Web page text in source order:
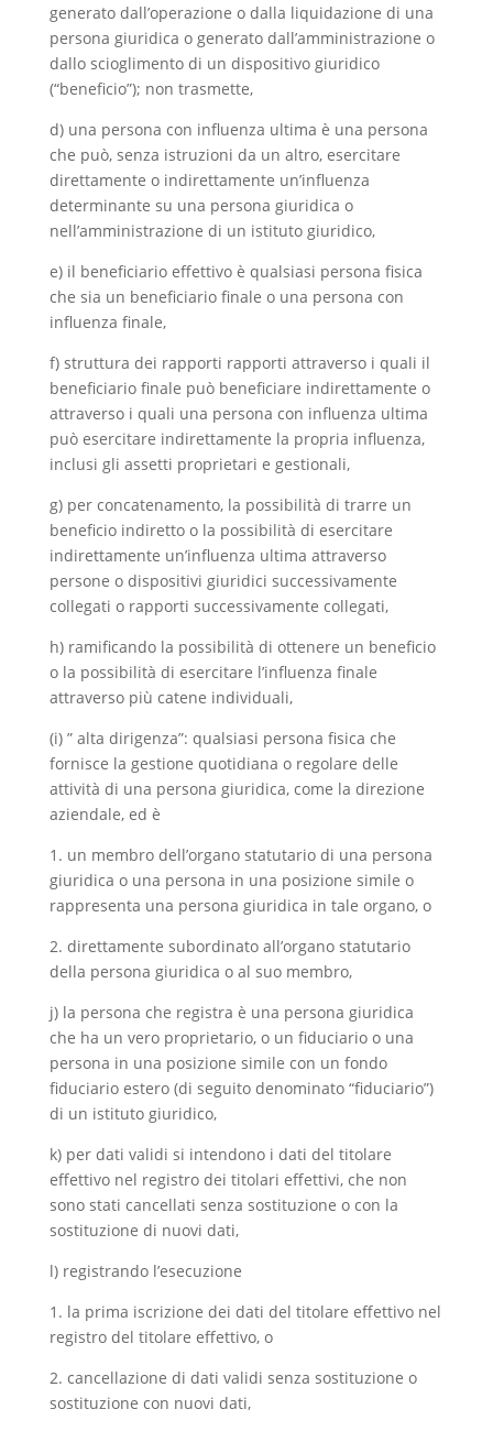
generato dall’operazione o dalla liquidazione di una
persona giuridica o generato dall’amministrazione o
dallo scioglimento di un dispositivo giuridico
(“beneficio”); non trasmette,
d) una persona con influenza ultima è una persona
che può, senza istruzioni da un altro, esercitare
direttamente o indirettamente un’influenza
determinante su una persona giuridica o
nell’amministrazione di un istituto giuridico,
e) il beneficiario effettivo è qualsiasi persona fisica
che sia un beneficiario finale o una persona con
influenza finale,
f) struttura dei rapporti rapporti attraverso i quali il
beneficiario finale può beneficiare indirettamente o
attraverso i quali una persona con influenza ultima
può esercitare indirettamente la propria influenza,
inclusi gli assetti proprietari e gestionali,
g) per concatenamento, la possibilità di trarre un
beneficio indiretto o la possibilità di esercitare
indirettamente un’influenza ultima attraverso
persone o dispositivi giuridici successivamente
collegati o rapporti successivamente collegati,
h) ramificando la possibilità di ottenere un beneficio
o la possibilità di esercitare l’influenza finale
attraverso più catene individuali,
(i) ” alta dirigenza”: qualsiasi persona fisica che
fornisce la gestione quotidiana o regolare delle
attività di una persona giuridica, come la direzione
aziendale, ed è
1. un membro dell’organo statutario di una persona
giuridica o una persona in una posizione simile o
rappresenta una persona giuridica in tale organo, o
2. direttamente subordinato all’organo statutario
della persona giuridica o al suo membro,
j) la persona che registra è una persona giuridica
che ha un vero proprietario, o un fiduciario o una
persona in una posizione simile con un fondo
fiduciario estero (di seguito denominato “fiduciario”)
di un istituto giuridico,
k) per dati validi si intendono i dati del titolare
effettivo nel registro dei titolari effettivi, che non
sono stati cancellati senza sostituzione o con la
sostituzione di nuovi dati,
l) registrando l’esecuzione
1. la prima iscrizione dei dati del titolare effettivo nel
registro del titolare effettivo, o
2. cancellazione di dati validi senza sostituzione o
sostituzione con nuovi dati,